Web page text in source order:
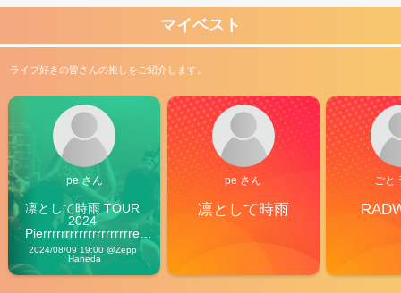
マイベスト
ライブ好きの皆さんの推しをご紹介します。
pe さん
凛として時雨 TOUR
2024
Pierrrrrrrrrrrrrrrrrrrre
Vibes
2024/08/09 19:00 @Zepp
Haneda
pe さん
凛として時雨
ごと